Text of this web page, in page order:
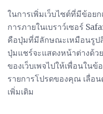
ในการเพิ่มเว็บไซต์ที่มีข้อย
การภายในเบราว์เซอร์
คือปุ่มที่มีลักษณะเหมือนรูป
ปุ่มแชร์จะแสดงหน้าต่างด้ว
ของเว็บเพจไปให้เพื่อนใน
รายการโปรดของคุณ เลื่อ
เพิ่มเติม